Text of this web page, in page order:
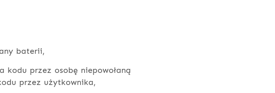
baterii,
kodu przez osobę niepowołaną
przez użytkownika,